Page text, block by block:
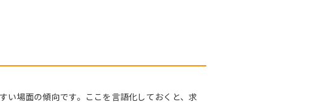
い場面の傾向です。ここを言語化しておくと、求